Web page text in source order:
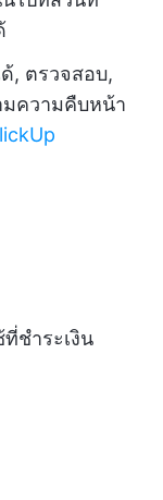
, ตรวจสอบ,
มความคืบหน้า
ชำระเงิน